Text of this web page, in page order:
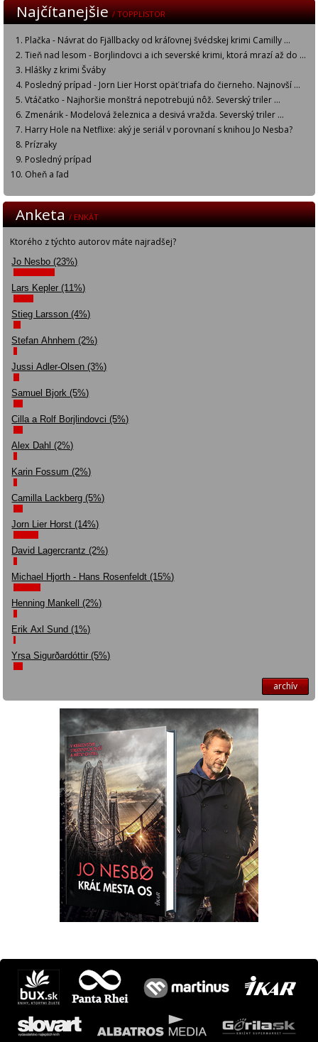
Najčítanejšie/ TOPPLISTOR
Plačka - Návrat do Fjällbacky od kráľovnej švédskej krimi Camilly ...
Tieň nad lesom - Borjlindovci a ich severské krimi, ktorá mrazí až do ...
Hlášky z krimi Šváby
Posledný prípad - Jorn Lier Horst opäť triafa do čierneho. Najnovší ...
Vtáčatko - Najhoršie monštrá nepotrebujú nôž. Severský triler ...
Zmenárik - Modelová železnica a desivá vražda. Severský triler ...
Harry Hole na Netflixe: aký je seriál v porovnaní s knihou Jo Nesba?
Prízraky
Posledný prípad
Oheň a ľad
Anketa/ ENKÄT
Ktorého z týchto autorov máte najradšej?
Jo Nesbo (23%)
Lars Kepler (11%)
Stieg Larsson (4%)
Stefan Ahnhem (2%)
Jussi Adler-Olsen (3%)
Samuel Bjork (5%)
Cilla a Rolf Borjlindovci (5%)
Alex Dahl (2%)
Karin Fossum (2%)
Camilla Lackberg (5%)
Jorn Lier Horst (14%)
David Lagercrantz (2%)
Michael Hjorth - Hans Rosenfeldt (15%)
Henning Mankell (2%)
Erik Axl Sund (1%)
Yrsa Sigurðardóttir (5%)
archív